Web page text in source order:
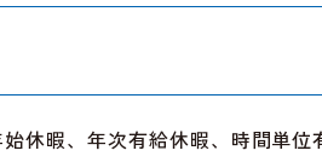
休暇、年次有給休暇、時間単位